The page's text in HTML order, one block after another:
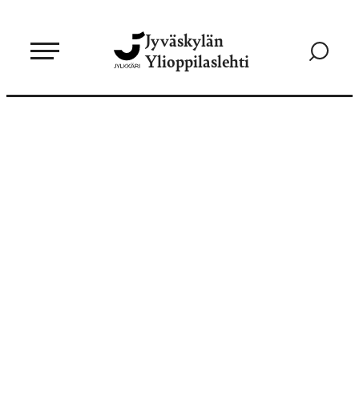
sisältöön
Jyväskylän
Ylioppilaslehti
Siirry